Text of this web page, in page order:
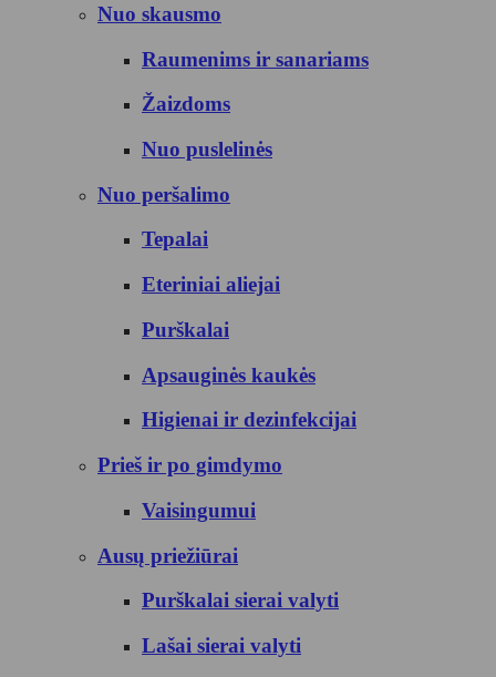
Nuo skausmo
Raumenims ir sanariams
Žaizdoms
Nuo puslelinės
Nuo peršalimo
Tepalai
Eteriniai aliejai
Purškalai
Apsauginės kaukės
Higienai ir dezinfekcijai
Prieš ir po gimdymo
Vaisingumui
Ausų priežiūrai
Purškalai sierai valyti
Lašai sierai valyti